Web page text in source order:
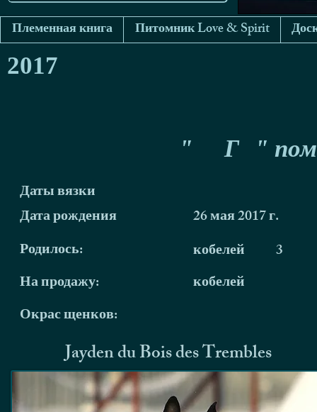
Племенная книга Питомник Love & Spirit
2017
" Г "
Даты вязки
Дата рождения
26 мая 2017 г.
Родилось:
кобелей
3
На продажу:
кобелей
Окрас щенков:
Jayden du Bois des Trembles